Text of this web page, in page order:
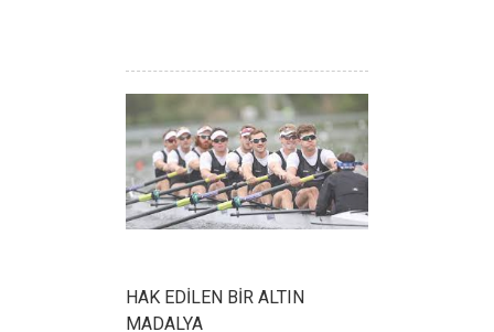
HAK EDİLEN BİR ALTIN
MADALYA